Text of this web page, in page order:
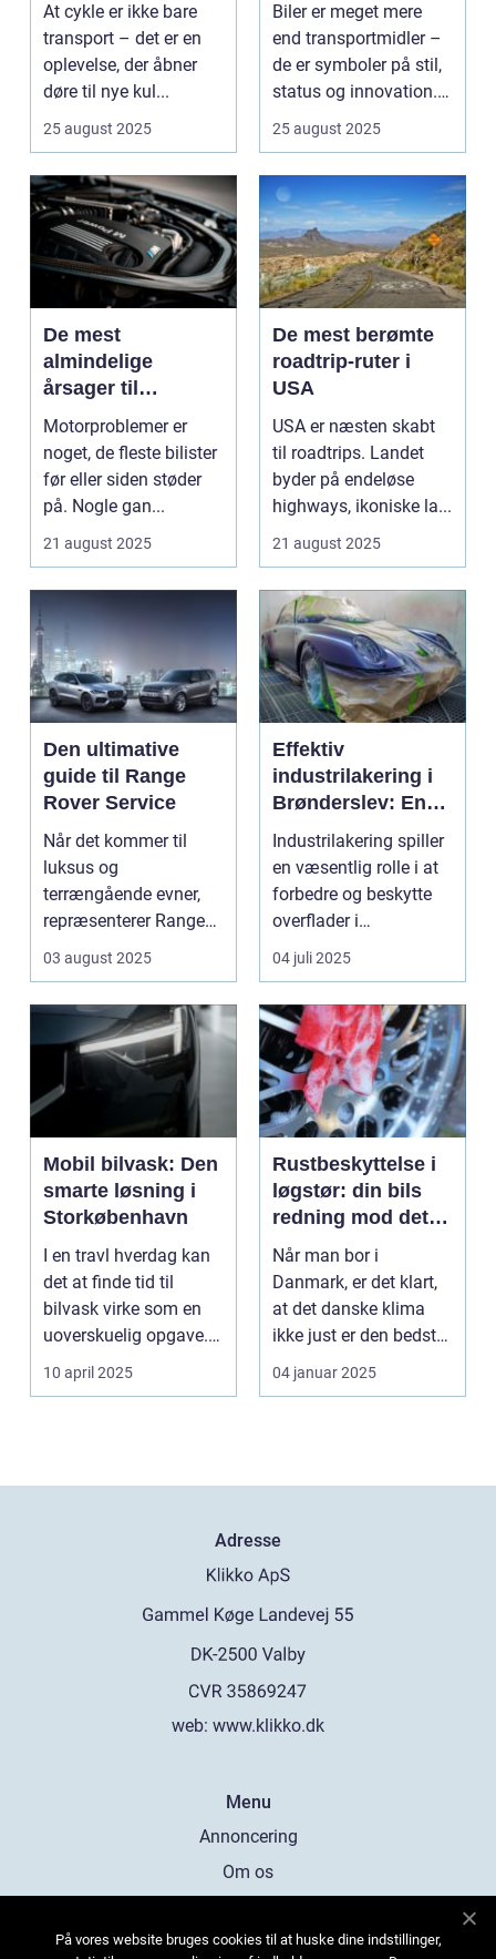
At cykle er ikke bare
transport – det er en
oplevelse, der åbner
døre til nye kul...
25 august 2025
Biler er meget mere
end transportmidler –
de er symboler på stil,
status og innovation.
...
25 august 2025
De mest
almindelige
årsager til
motorproblemer
Motorproblemer er
noget, de fleste bilister
før eller siden støder
på. Nogle gan...
21 august 2025
De mest berømte
roadtrip-ruter i
USA
USA er næsten skabt
til roadtrips. Landet
byder på endeløse
highways, ikoniske la...
21 august 2025
Den ultimative
guide til Range
Rover Service
Når det kommer til
luksus og
terrængående evner,
repræsenterer Range
Rover n...
03 august 2025
Effektiv
industrilakering i
Brønderslev: En
dybdegående
Industrilakering spiller
en væsentlig rolle i at
forbedre og beskytte
overflader i
forskellige...
04 juli 2025
Mobil bilvask: Den
smarte løsning i
Storkøbenhavn
I en travl hverdag kan
det at finde tid til
bilvask virke som en
uoverskuelig opgave.
Især i S...
10 april 2025
Rustbeskyttelse i
løgstør: din bils
redning mod det
danske klima
Når man bor i
Danmark, er det klart,
at det danske klima
ikke just er den bedste
ven for bilen...
04 januar 2025
Adresse
web: www.klikko.dk
Menu
Annoncering
Om os
Kontakt os
På vores website bruges cookies til at huske dine indstillinger,